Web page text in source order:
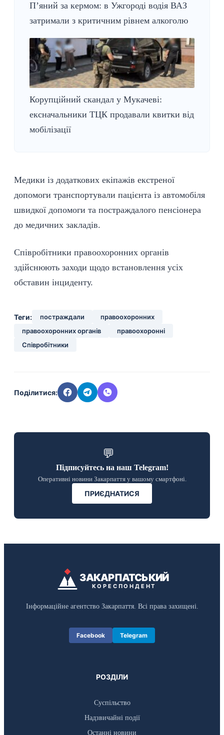
П’яний за кермом: в Ужгороді водія ВАЗ
затримали з критичним рівнем алкоголю
Корупційний скандал у Мукачеві:
ексначальники ТЦК продавали квитки від
мобілізації
Медики із додаткових екіпажів екстреної
допомоги транспортували пацієнта із автомобіля
швидкої допомоги та постраждалого пенсіонера
до медичних закладів.
Співробітники правоохоронних органів
здійснюють заходи щодо встановлення усіх
обставин інциденту.
Теги: постраждали
правоохоронних
правоохоронних органів
правоохоронні
Співробітники
Поділитися:
💬
Підписуйтесь на наш Telegram!
Оперативні новини Закарпаття у вашому смартфоні.
ПРИЄДНАТИСЯ
ЗАКАРПАТСЬКИЙ
КОРЕСПОНДЕНТ
Інформаційне агентство Закарпаття. Всі права захищені.
Facebook Telegram
РОЗДІЛИ
Суспільство
Надзвичайні події
Останні новини